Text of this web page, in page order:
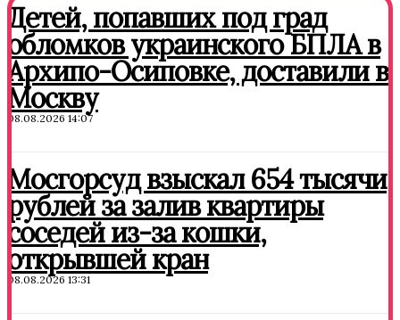
Детей, попавших под град
обломков украинского БПЛА в
Архипо-Осиповке, доставили в
Москву
08.08.2026 14:07
Мосгорсуд взыскал 654 тысячи
рублей за залив квартиры
соседей из-за кошки,
открывшей кран
08.08.2026 13:31